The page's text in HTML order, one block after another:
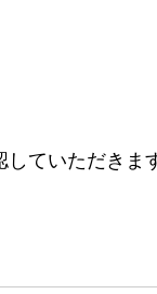
ていただきま